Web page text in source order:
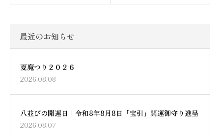
最近のお知らせ
夏魔つり２０２６
2026.08.08
八並びの開運日｜令和8年8月8日「宝引」開運御守り進呈
2026.08.07